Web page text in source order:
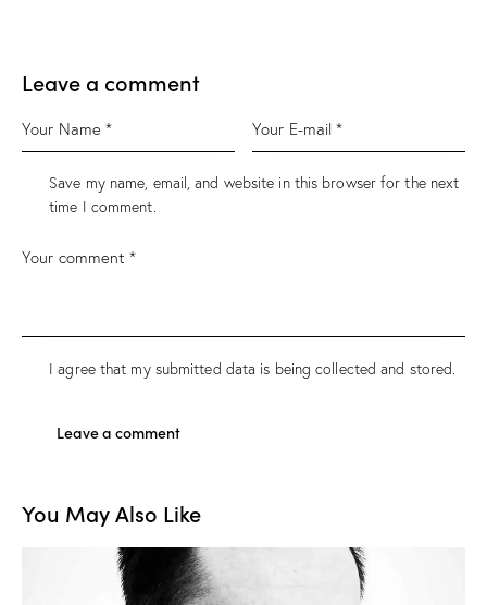
Leave a comment
Save my name, email, and website in this browser for the next
time I comment.
I agree that my submitted data is beingcollected and stored.
You May Also Like